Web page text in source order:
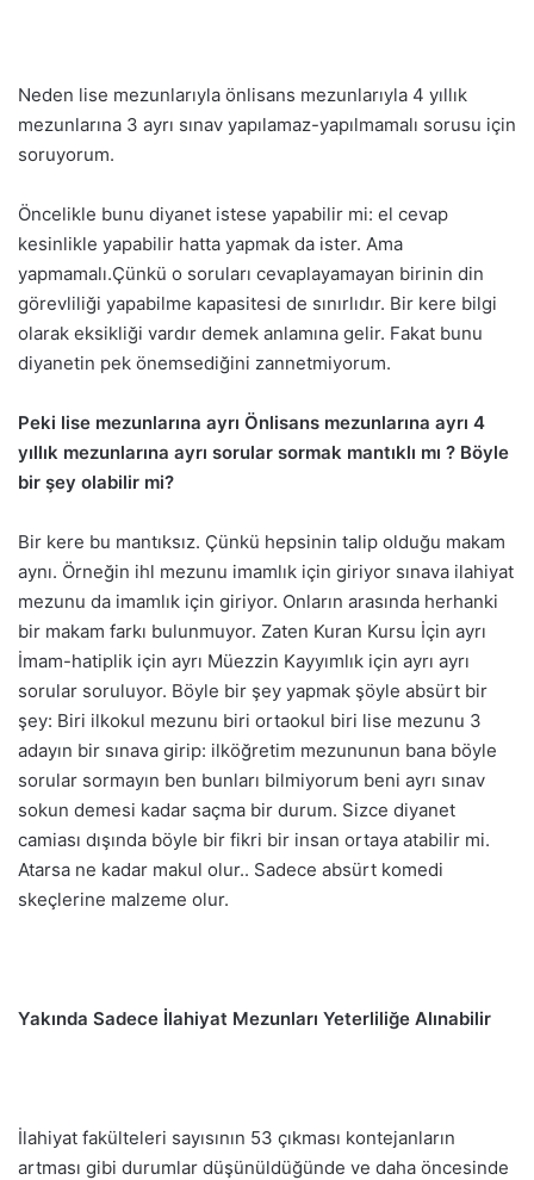
Neden lise mezunlarıyla önlisans mezunlarıyla 4 yıllık
mezunlarına 3 ayrı sınav yapılamaz-yapılmamalı sorusu için
soruyorum.
Öncelikle bunu diyanet istese yapabilir mi: el cevap
kesinlikle yapabilir hatta yapmak da ister. Ama
yapmamalı.Çünkü o soruları cevaplayamayan birinin din
görevliliği yapabilme kapasitesi de sınırlıdır. Bir kere bilgi
olarak eksikliği vardır demek anlamına gelir. Fakat bunu
diyanetin pek önemsediğini zannetmiyorum.
Peki lise mezunlarına ayrı Önlisans mezunlarına ayrı 4
yıllık mezunlarına ayrı sorular sormak mantıklı mı ? Böyle
bir şey olabilir mi?
Bir kere bu mantıksız. Çünkü hepsinin talip olduğu makam
aynı. Örneğin ihl mezunu imamlık için giriyor sınava ilahiyat
mezunu da imamlık için giriyor. Onların arasında herhanki
bir makam farkı bulunmuyor. Zaten Kuran Kursu İçin ayrı
İmam-hatiplik için ayrı Müezzin Kayyımlık için ayrı ayrı
sorular soruluyor. Böyle bir şey yapmak şöyle absürt bir
şey: Biri ilkokul mezunu biri ortaokul biri lise mezunu 3
adayın bir sınava girip: ilköğretim mezununun bana böyle
sorular sormayın ben bunları bilmiyorum beni ayrı sınav
sokun demesi kadar saçma bir durum. Sizce diyanet
camiası dışında böyle bir fikri bir insan ortaya atabilir mi.
Atarsa ne kadar makul olur.. Sadece absürt komedi
skeçlerine malzeme olur.
Yakında Sadece İlahiyat Mezunları Yeterliliğe Alınabilir
İlahiyat fakülteleri sayısının 53 çıkması kontejanların
artması gibi durumlar düşünüldüğünde ve daha öncesinde